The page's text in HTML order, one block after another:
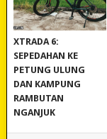
REVIEW POLYGON
XTRADA 6:
SEPEDAHAN KE
PETUNG ULUNG
DAN KAMPUNG
RAMBUTAN
NGANJUK